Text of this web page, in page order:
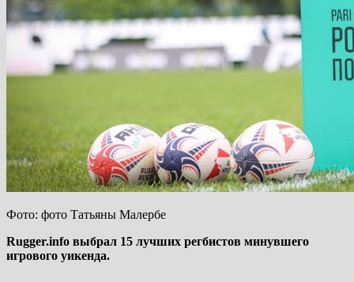
Фото: фото Татьяны Малербе
Rugger.info выбрал 15 лучших регбистов минувшего
игрового уикенда.